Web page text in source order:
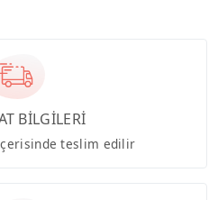
BİLGİLERİ
teslim edilir